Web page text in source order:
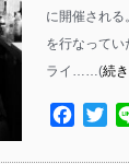
に開催され
を行なって
ライ……(続